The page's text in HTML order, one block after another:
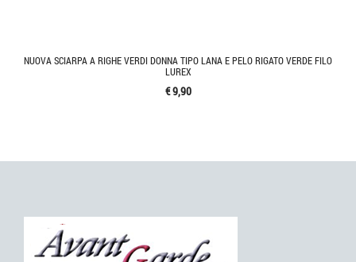
NUOVA SCIARPA A RIGHE VERDI DONNA TIPO LANA E PELO RIGATO VERDE FILO
LUREX
€ 9,90